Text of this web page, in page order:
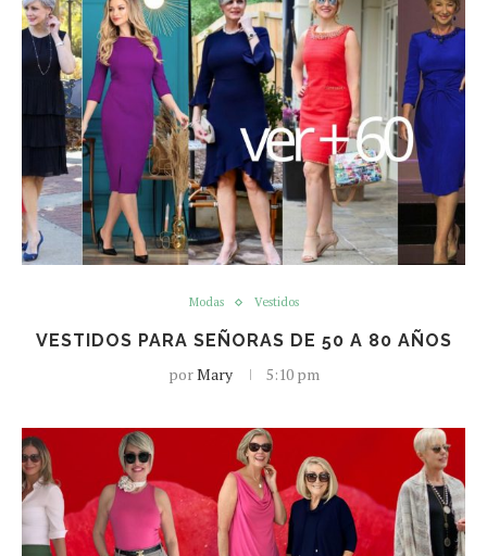
Modas Vestidos
VESTIDOS PARA SEÑORAS DE 50 A 80 AÑOS
porMary 5:10 pm